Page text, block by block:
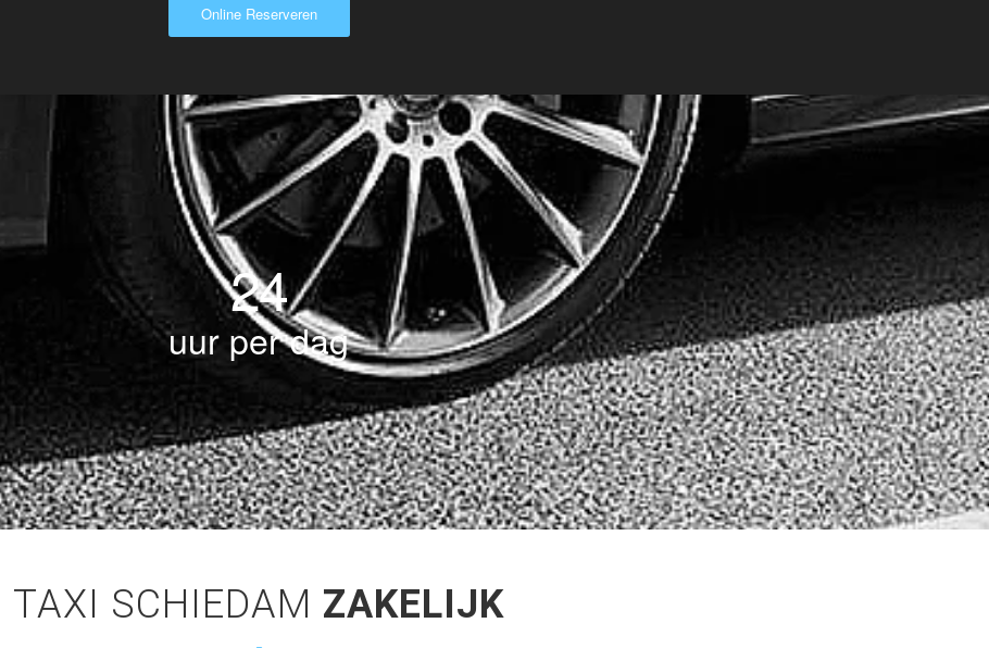
Online Reserveren
24
uur per dag
TAXI SCHIEDAM ZAKELIJK